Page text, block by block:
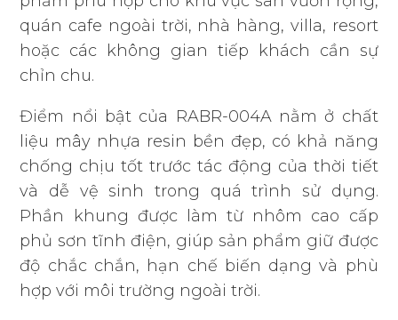
quán cafe ngoài trời, nhà hàng, villa, resort
hoặc các không gian tiếp khách cần sự
chỉn chu.
Điểm nổi bật của RABR-004A nằm ở chất
liệu mây nhựa resin bền đẹp, có khả năng
chống chịu tốt trước tác động của thời tiết
và dễ vệ sinh trong quá trình sử dụng.
Phần khung được làm từ nhôm cao cấp
phủ sơn tĩnh điện, giúp sản phẩm giữ được
độ chắc chắn, hạn chế biến dạng và phù
hợp với môi trường ngoài trời.